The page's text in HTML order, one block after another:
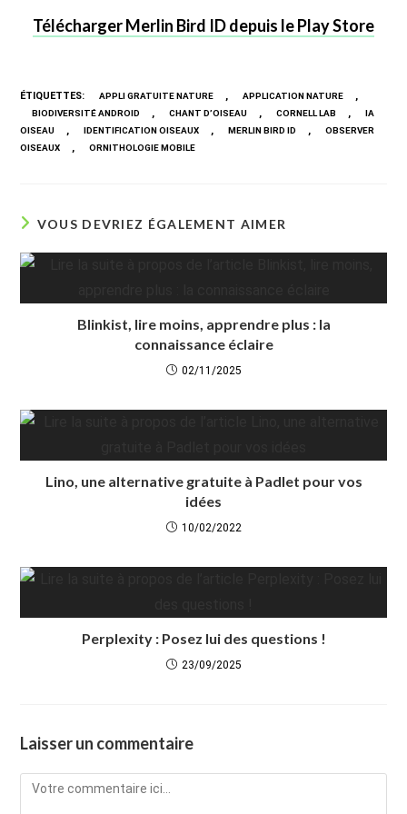
Télécharger Merlin Bird ID depuis le Play Store
ÉTIQUETTES: APPLI GRATUITE NATURE , APPLICATION NATURE ,
BIODIVERSITÉ ANDROID , CHANT D’OISEAU , CORNELL LAB ,
IA
OISEAU
, IDENTIFICATION OISEAUX , MERLIN BIRD ID ,
OBSERVER
OISEAUX
, ORNITHOLOGIE MOBILE
VOUS DEVRIEZ ÉGALEMENT AIMER
Blinkist, lire moins, apprendre plus : la
connaissance éclaire
02/11/2025
Lino, une alternative gratuite à Padlet pour vos
idées
10/02/2022
Perplexity : Posez lui des questions !
23/09/2025
Laisser un commentaire
Comment